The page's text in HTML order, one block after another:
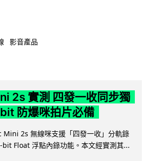
影音產品
2s 實測 四發一收同步獨
防爆咪拍片必備
Mini 2s 無線咪支援「四發一收」分軌錄
Float 浮點內錄功能。本文經實測其...